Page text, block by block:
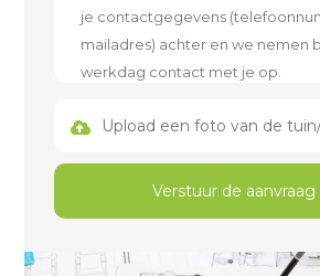
Upload een foto van de
Verstuur de aanvraag